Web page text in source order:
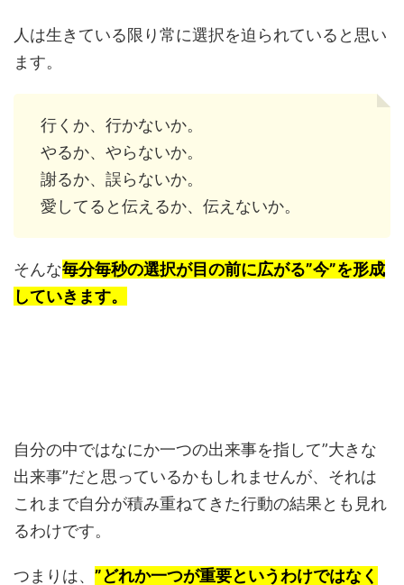
人は生きている限り常に選択を迫られていると思い
ます。
行くか、行かないか。
やるか、やらないか。
謝るか、誤らないか。
愛してると伝えるか、伝えないか。
そんな毎分毎秒の選択が目の前に広がる”今”を形成
していきます。
自分の中ではなにか一つの出来事を指して”大きな
出来事”だと思っているかもしれませんが、それは
これまで自分が積み重ねてきた行動の結果とも見れ
るわけです。
つまりは、 ”どれか一つが重要というわけではなく